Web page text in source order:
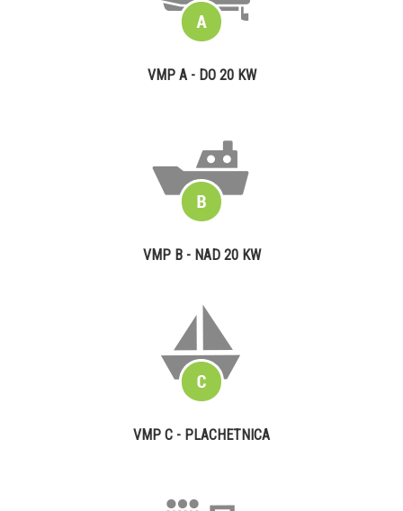
VMP A - DO 20 KW
VMP B - NAD 20 KW
VMP C - PLACHETNICA